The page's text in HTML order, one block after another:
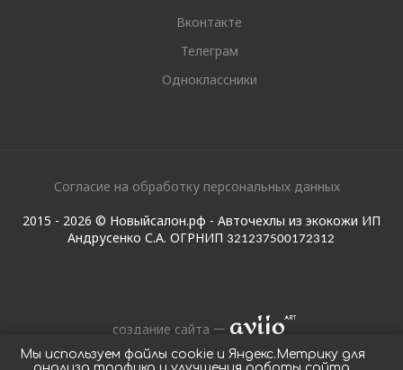
Вконтакте
Телеграм
Одноклассники
Согласие на обработку персональных данных
2015 - 2026 © Новыйсалон.рф - Авточехлы из экокожи ИП
Андрусенко С.А. ОГРНИП 321237500172312
создание сайта
Мы используем файлы cookie и Яндекс.Метрику для